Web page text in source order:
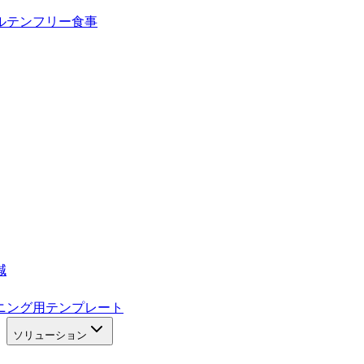
テンフリー食事
ング用テンプレート
ソリューション